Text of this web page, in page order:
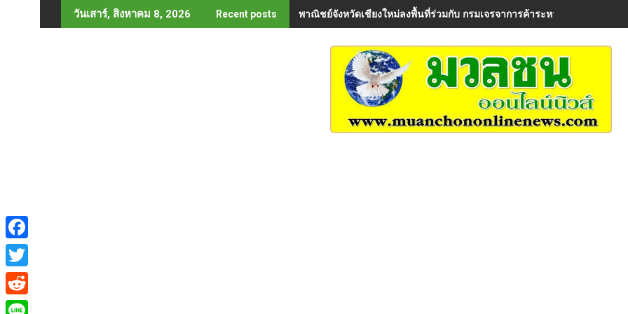
to
วันเสาร์, สิงหาคม 8, 2026 Recent posts พาณิชย์จังหวัดเชียงใหม่ลงพื้นที่ร่วมกับ กรมเจรจาการค้าระหว่างประเทศ เพื่อ
F
a
c
T
w
R